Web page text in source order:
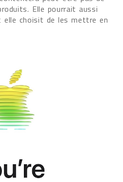
Elle pourrait aussi
elle choisit de les mettre en